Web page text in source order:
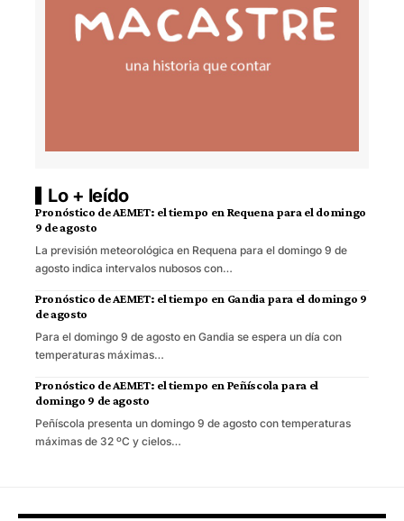
Lo + leído
Pronóstico de AEMET: el tiempo en Requena para el domingo
9 de agosto
La previsión meteorológica en Requena para el domingo 9 de
agosto indica intervalos nubosos con…
Pronóstico de AEMET: el tiempo en Gandia para el domingo 9
de agosto
Para el domingo 9 de agosto en Gandia se espera un día con
temperaturas máximas…
Pronóstico de AEMET: el tiempo en Peñíscola para el
domingo 9 de agosto
Peñíscola presenta un domingo 9 de agosto con temperaturas
máximas de 32 ºC y cielos…